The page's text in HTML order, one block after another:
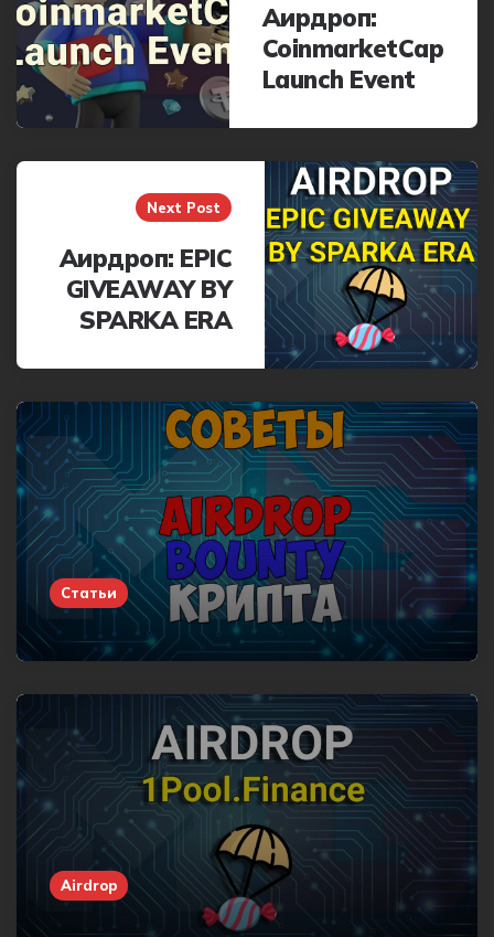
Аирдроп:
CoinmarketCap
Launch Event
Next Post
Аирдроп: EPIC
GIVEAWAY BY
SPARKA ERA
Статьи
Airdrop